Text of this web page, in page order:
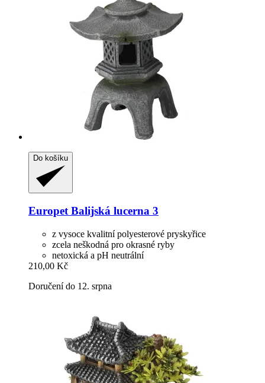
Do košíku
EuropetBalijská lucerna 3
z vysoce kvalitní polyesterové pryskyřice
zcela neškodná pro okrasné ryby
netoxická a pH neutrální
210,00 Kč
Doručení do 12. srpna